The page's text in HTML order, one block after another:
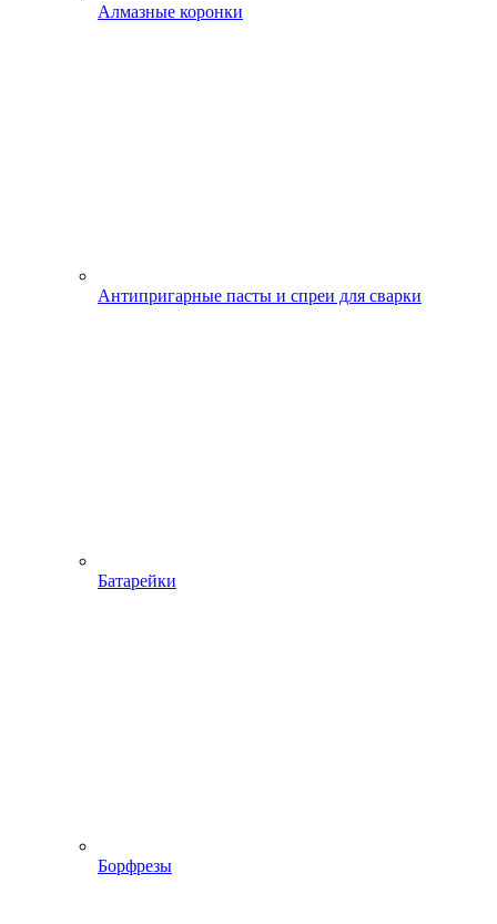
Алмазные коронки
Антипригарные пасты и спреи для сварки
Батарейки
Борфрезы